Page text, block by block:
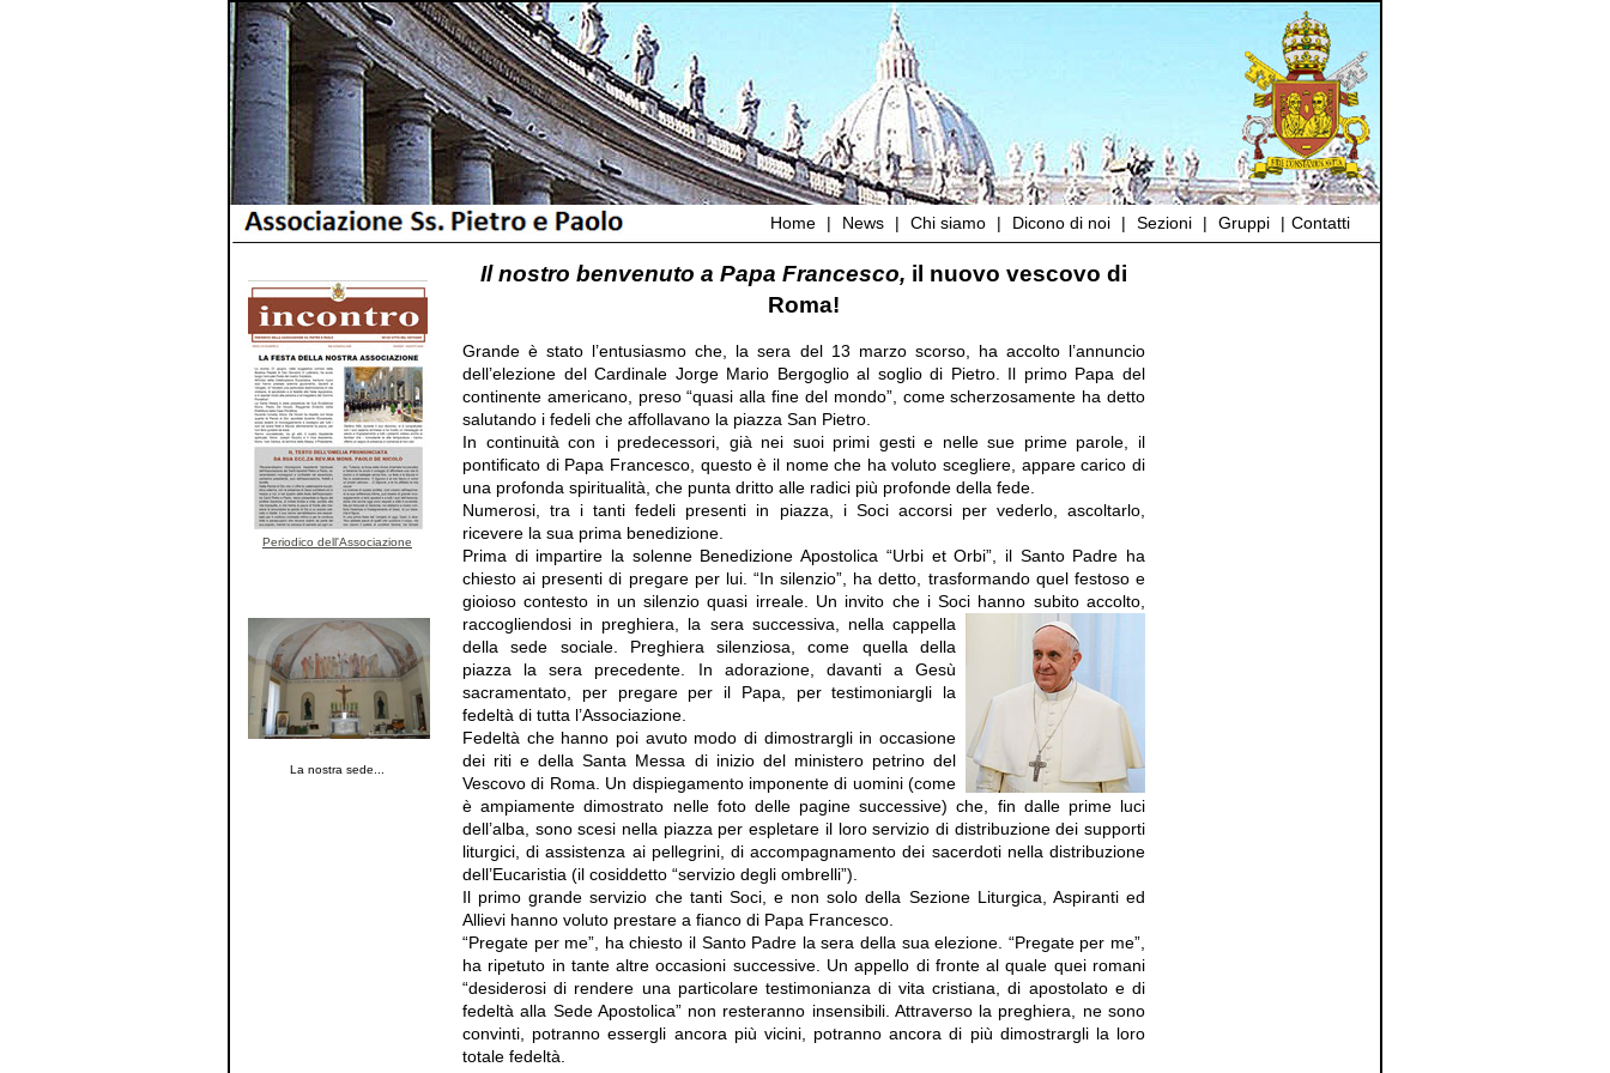
Home | News | Chi siamo | Dicono di noi | Sezioni | Gruppi | Contatti
Periodico dell'Associazione
La nostra sede...
Il nostro benvenuto a Papa Francesco, il nuovo vescovo di
Roma!
Grande è stato l’entusiasmo che, la sera del 13 marzo scorso, ha accolto l’annuncio
dell’elezione del Cardinale Jorge Mario Bergoglio al soglio di Pietro. Il primo Papa del
continente americano, preso “quasi alla fine del mondo”, come scherzosamente ha detto
salutando i fedeli che affollavano la piazza San Pietro.
In continuità con i predecessori, già nei suoi primi gesti e nelle sue prime parole, il
pontificato di Papa Francesco, questo è il nome che ha voluto scegliere, appare carico di
una profonda spiritualità, che punta dritto alle radici più profonde della fede.
Numerosi, tra i tanti fedeli presenti in piazza, i Soci accorsi per vederlo, ascoltarlo,
ricevere la sua prima benedizione.
Prima di impartire la solenne Benedizione Apostolica “Urbi et Orbi”, il Santo Padre ha
chiesto ai presenti di pregare per lui. “In silenzio”, ha detto, trasformando quel festoso e
gioioso contesto in un silenzio quasi irreale. Un invito che i Soci hanno subito accolto,
raccogliendosi in preghiera, la sera successiva, nella cappella
della sede sociale. Preghiera silenziosa, come quella della
piazza la sera precedente. In adorazione, davanti a Gesù
sacramentato, per pregare per il Papa, per testimoniargli la
fedeltà di tutta l’Associazione.
Fedeltà che hanno poi avuto modo di dimostrargli in occasione
dei riti e della Santa Messa di inizio del ministero petrino del
Vescovo di Roma. Un dispiegamento imponente di uomini (come
è ampiamente dimostrato nelle foto delle pagine successive) che, fin dalle prime luci
dell’alba, sono scesi nella piazza per espletare il loro servizio di distribuzione dei supporti
liturgici, di assistenza ai pellegrini, di accompagnamento dei sacerdoti nella distribuzione
dell’Eucaristia (il cosiddetto “servizio degli ombrelli”).
Il primo grande servizio che tanti Soci, e non solo della Sezione Liturgica, Aspiranti ed
Allievi hanno voluto prestare a fianco di Papa Francesco.
“Pregate per me”, ha chiesto il Santo Padre la sera della sua elezione. “Pregate per me”,
ha ripetuto in tante altre occasioni successive. Un appello di fronte al quale quei romani
“desiderosi di rendere una particolare testimonianza di vita cristiana, di apostolato e di
fedeltà alla Sede Apostolica” non resteranno insensibili. Attraverso la preghiera, ne sono
convinti, potranno essergli ancora più vicini, potranno ancora di più dimostrargli la loro
totale fedeltà.